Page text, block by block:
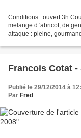
Conditions : ouvert 3h
melange d 'abricot, de
attaque : pleine,
Francois Cotat -
Publié le 29/12/2014 à
Par Fred